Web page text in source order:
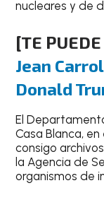
nucleares y de
[TE
Jean
Donald
El
Casa Blanca, en
consigo
la Agencia de
organismos de